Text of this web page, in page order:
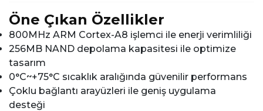
Öne Çıkan Özellikler
800MHz ARM Cortex-A8 işlemci ile enerji verimliliği
256MB NAND depolama kapasitesi ile optimize
tasarım
0°C~+75°C sıcaklık aralığında güvenilir performans
Çoklu bağlantı arayüzleri ile geniş uygulama
desteği